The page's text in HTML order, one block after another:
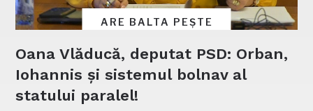
ARE BALTA PEȘTE
Oana Vlăducă, deputat PSD: Orban,
Iohannis și sistemul bolnav al
statului paralel!